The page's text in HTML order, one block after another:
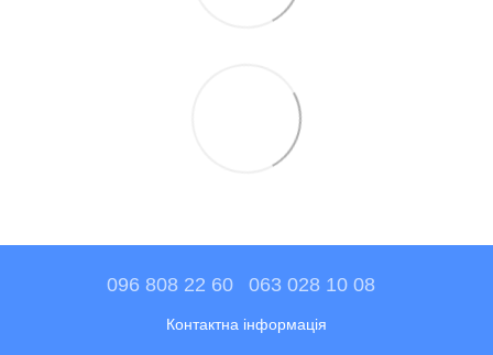
096 808 22 60 063 028 10 08
Контактна інформація